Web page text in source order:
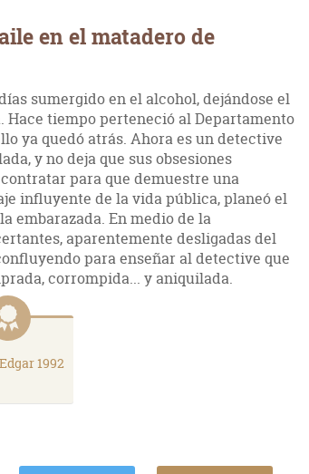
en el matadero de
sumergido en el alcohol, dejándose el
Hace tiempo perteneció al Departamento
ya quedó atrás. Ahora es un detective
y no deja que sus obsesiones
para que demuestre una
influyente de la vida pública, planeó el
embarazada. En medio de la
aparentemente desligadas del
para enseñar al detective que
corrompida... y aniquilada.
1992